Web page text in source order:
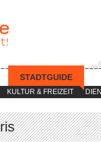
KULTUR & FREIZEIT
STADTGUIDE